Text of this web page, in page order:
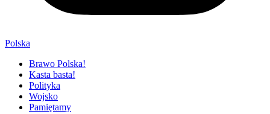
Polska
Brawo Polska!
Kasta basta!
Polityka
Wojsko
Pamiętamy